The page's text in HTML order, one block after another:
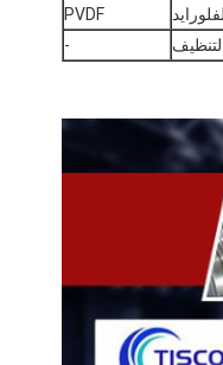
PVDF
-